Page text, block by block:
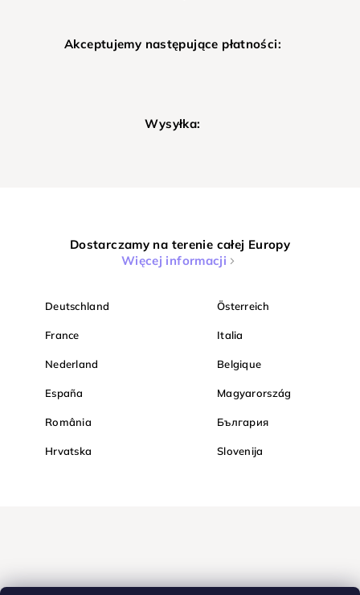
Akceptujemy następujące płatności:
Wysyłka:
Dostarczamy na terenie całej Europy
Więcej informacji
Deutschland Österreich
France Italia
Nederland Belgique
España Magyarország
România България
Hrvatska Slovenija